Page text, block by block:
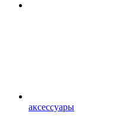
аксессуары